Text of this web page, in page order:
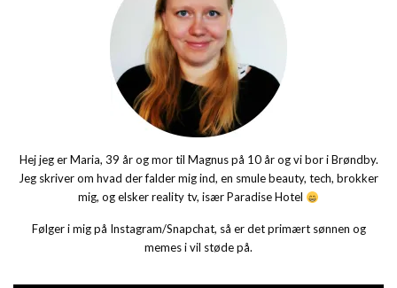
Hej jeg er Maria, 39 år og mor til Magnus på 10 år og vi bor i Brøndby.
Jeg skriver om hvad der falder mig ind, en smule beauty, tech, brokker
mig, og elsker reality tv, især Paradise Hotel
Følger i mig på Instagram/Snapchat, så er det primært sønnen og
memes i vil støde på.